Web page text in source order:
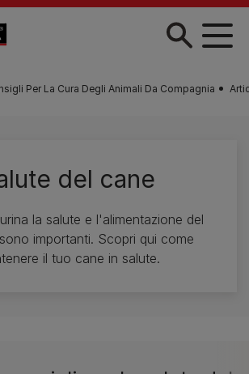
Per La Cura Degli Animali Da Compagnia
del cane
la salute e l'alimentazione del
importanti. Scopri qui come
il tuo cane in salute.